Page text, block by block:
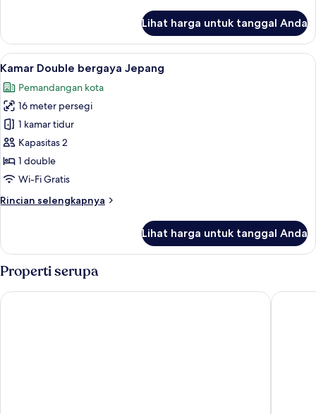
Suite
Lihat harga untuk tanggal Anda
Lihat
semua
foto
untuk
Kamar
Double
bergaya
Jepang
Kamar Double bergaya Jepang |
13
Kamar Double bergaya Jepang
Pemandangan kota
16 meter persegi
1 kamar tidur
Kapasitas 2
1 double
Wi-Fi Gratis
Rincian selengkapnya
Rincian
Kamar
Double
bergaya
Jepang
Lihat harga untuk tanggal Anda
Properti serupa
Nikko Station Hotel II bankan